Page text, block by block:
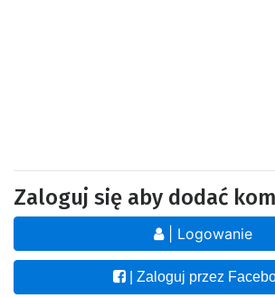
Zaloguj się aby dodać
| Logowanie
| Zaloguj przez